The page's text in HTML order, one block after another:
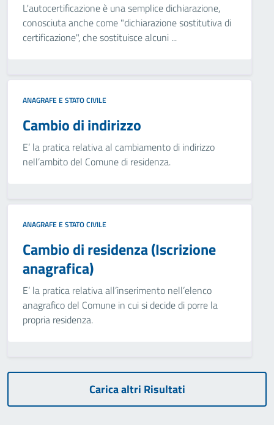
L'autocertificazione è una semplice dichiarazione,
conosciuta anche come "dichiarazione sostitutiva di
certificazione", che sostituisce alcuni ...
ANAGRAFE E STATO CIVILE
Cambio di indirizzo
E’ la pratica relativa al cambiamento di indirizzo
nell’ambito del Comune di residenza.
ANAGRAFE E STATO CIVILE
Cambio di residenza (Iscrizione
anagrafica)
E’ la pratica relativa all’inserimento nell’elenco
anagrafico del Comune in cui si decide di porre la
propria residenza.
Carica altri Risultati